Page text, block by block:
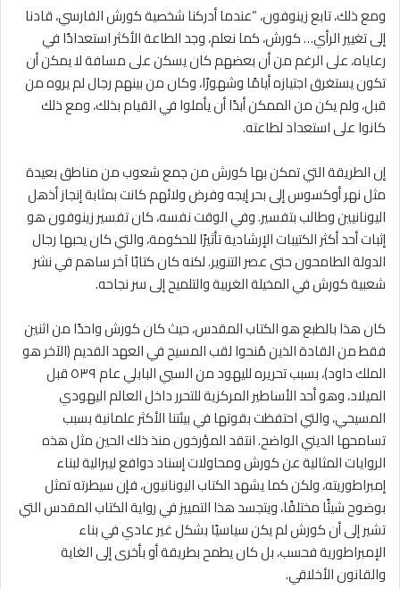
ومع ذلك، تابع زينوفون، “عندما أدركنا شخصية كورش الفارسي، قادنا
إلى تغيير الرأي… كورش، كما نعلم، وجد الطاعة الأكثر استعدادًا في
رعاياه، على الرغم من أن بعضهم كان يسكن على مسافة لا يمكن أن
تكون يستغرق اجتيازه أيامًا وشهورًا، وكان من بينهم رجال لم يروه من
قبل، ولم يكن من الممكن أبدًا أن يأملوا في القيام بذلك، ومع ذلك
كانوا على استعداد لطاعته.
إن الطريقة التي تمكن بها كورش من جمع شعوب من مناطق بعيدة
مثل نهر أوكسوس إلى بحر إيجه وفرض ولائهم كانت بمثابة إنجاز أذهل
اليونانيين وطالب بتفسير. وفي الوقت نفسه، كان تفسير زينوفون هو
إثبات أحد أكثر الكتيبات الإرشادية تأثيرًا للحكومة، والتي كان يحبها رجال
الدولة الطامحون حتى عصر التنوير. لكنه كان كتابًا آخر ساهم في نشر
شعبية كورش في المخيلة الغربية والتلميح إلى سر نجاحه.
كان هذا بالطبع هو الكتاب المقدس، حيث كان كورش واحدًا من اثنين
فقط من القادة الذين مُنحوا لقب المسيح في العهد القديم (الآخر هو
الملك داود)، بسبب تحريره لليهود من السبي البابلي عام ٥٣٩ قبل
الميلاد، وهو أحد الأساطير المركزية للتحرر داخل العالم اليهودي
المسيحي، والتي احتفظت بقوتها في بيئتنا الأكثر علمانية بسبب
تسامحها الديني الواضح. انتقد المؤرخون منذ ذلك الحين مثل هذه
الروايات المثالية عن كورش ومحاولات إسناد دوافع ليبرالية لبناء
إمبراطوريته، ولكن كما يشهد الكتاب اليونانيون، فإن سيطرته تمثل
بوضوح شيئًا مختلفًا، ويتجسد هذا التمييز في رواية الكتاب المقدس التي
تشير إلى أن كورش لم يكن سياسيًا بشكل غير عادي في بناء
الإمبراطورية فحسب، بل كان يطمح بطريقة أو بأخرى إلى الغاية
والقانون الأخلاقي.